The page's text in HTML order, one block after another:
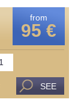
from
95 €
SEE